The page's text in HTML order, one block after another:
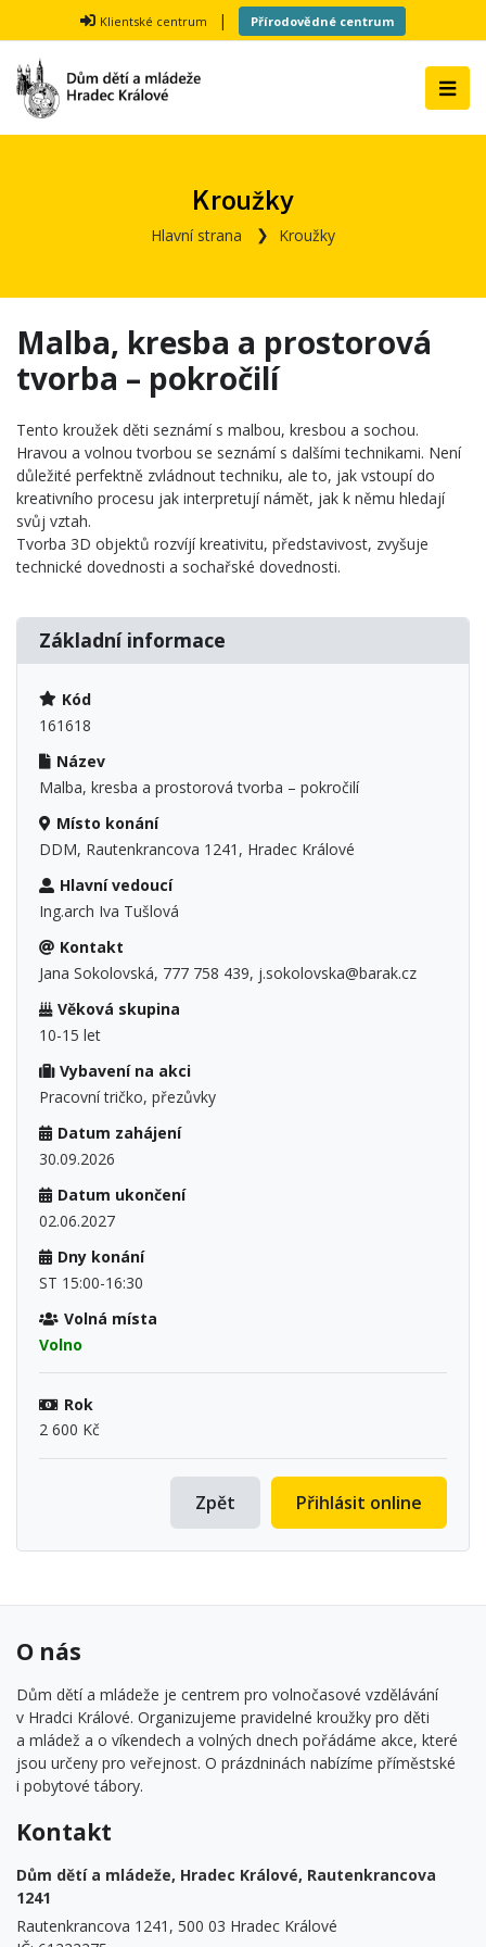
Klientské centrum | Přírodovědné centrum
Kroužky
Hlavní strana Kroužky
Malba, kresba a prostorová
tvorba – pokročilí
Tento kroužek děti seznámí s malbou, kresbou a sochou.
Hravou a volnou tvorbou se seznámí s dalšími technikami. Není
důležité perfektně zvládnout techniku, ale to, jak vstoupí do
kreativního procesu jak interpretují námět, jak k němu hledají
svůj vztah.
Tvorba 3D objektů rozvíjí kreativitu, představivost, zvyšuje
technické dovednosti a sochařské dovednosti.
Základní informace
Kód
161618
Název
Malba, kresba a prostorová tvorba – pokročilí
Místo konání
DDM, Rautenkrancova 1241, Hradec Králové
Hlavní vedoucí
Ing.arch Iva Tušlová
Kontakt
Jana Sokolovská, 777 758 439, j.sokolovska@barak.cz
Věková skupina
10-15 let
Vybavení na akci
Pracovní tričko, přezůvky
Datum zahájení
30.09.2026
Datum ukončení
02.06.2027
Dny konání
ST 15:00-16:30
Volná místa
Volno
Rok
2 600 Kč
Přihlásit online
Zpět
O nás
Dům dětí a mládeže je centrem pro volnočasové vzdělávání
v Hradci Králové. Organizujeme pravidelné kroužky pro děti
a mládež a o víkendech a volných dnech pořádáme akce, které
jsou určeny pro veřejnost. O prázdninách nabízíme příměstské
i pobytové tábory.
Kontakt
Dům dětí a mládeže, Hradec Králové, Rautenkrancova
1241
Rautenkrancova 1241, 500 03 Hradec Králové